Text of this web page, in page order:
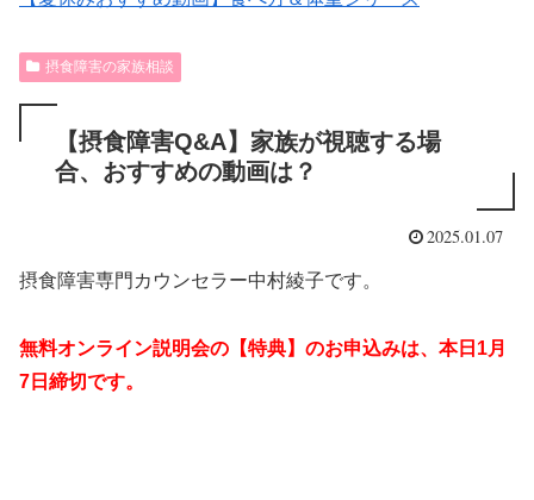
摂食障害の家族相談
【摂食障害Q&A】家族が視聴する場
合、おすすめの動画は？
2025.01.07
摂食障害専門カウンセラー中村綾子です。
無料オンライン説明会の【特典】のお申込みは、本日1月
7日締切です。